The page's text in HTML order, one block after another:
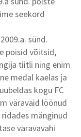
seekord
sünd.
poisid võitsid,
tiitli ning enim
medal kaelas ja
kogu FC
väravaid löönud
mänginud
väravavahi